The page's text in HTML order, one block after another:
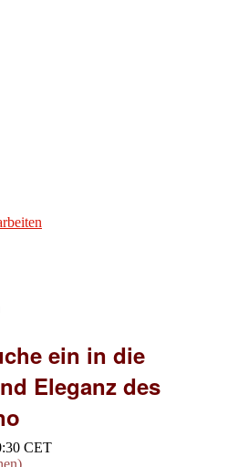
ein in die
Eleganz des
CET